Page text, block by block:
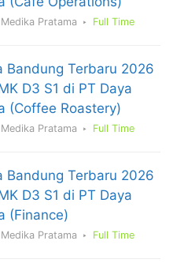
Pratama Full Time
Bandung Terbaru 2026
D3 S1 di PT Daya
(Coffee Roastery)
Pratama Full Time
Bandung Terbaru 2026
D3 S1 di PT Daya
(Finance)
Pratama Full Time